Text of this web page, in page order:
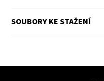
SOUBORY KE STAŽENÍ